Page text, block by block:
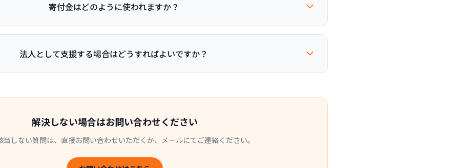
寄付金はどのように使われますか？
法人として支援する場合はどうすればよいですか？
解決しない場合はお問い合わせください
当しない質問は、直接お問い合わせいただくか、メールにてご連絡ください。